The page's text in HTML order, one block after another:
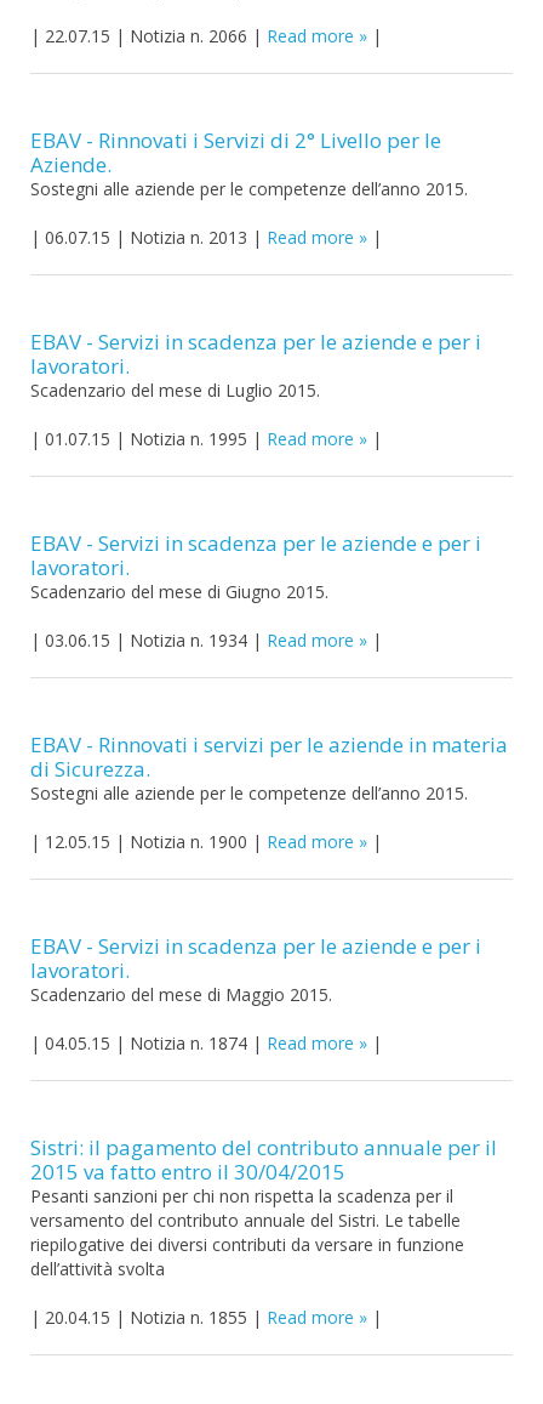
| 22.07.15 | Notizia n. 2066 | Read more |
EBAV - Rinnovati i Servizi di 2° Livello per le
Aziende.
Sostegni alle aziende per le competenze dell’anno 2015.
| 06.07.15 | Notizia n. 2013 | Read more |
EBAV - Servizi in scadenza per le aziende e per i
lavoratori.
Scadenzario del mese di Luglio 2015.
| 01.07.15 | Notizia n. 1995 | Read more |
EBAV - Servizi in scadenza per le aziende e per i
lavoratori.
Scadenzario del mese di Giugno 2015.
| 03.06.15 | Notizia n. 1934 | Read more |
EBAV - Rinnovati i servizi per le aziende in materia
di Sicurezza.
Sostegni alle aziende per le competenze dell’anno 2015.
| 12.05.15 | Notizia n. 1900 | Read more |
EBAV - Servizi in scadenza per le aziende e per i
lavoratori.
Scadenzario del mese di Maggio 2015.
| 04.05.15 | Notizia n. 1874 | Read more |
Sistri: il pagamento del contributo annuale per il
2015 va fatto entro il 30/04/2015
Pesanti sanzioni per chi non rispetta la scadenza per il
versamento del contributo annuale del Sistri. Le tabelle
riepilogative dei diversi contributi da versare in funzione
dell’attività svolta
| 20.04.15 | Notizia n. 1855 | Read more |